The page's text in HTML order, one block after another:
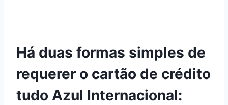
Há duas formas simples de
requerer o cartão de crédito
tudo Azul Internacional: